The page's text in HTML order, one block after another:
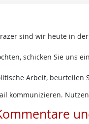
sind wir heute in
schicken Sie uns
Arbeit, beurteilen
kommunizieren.